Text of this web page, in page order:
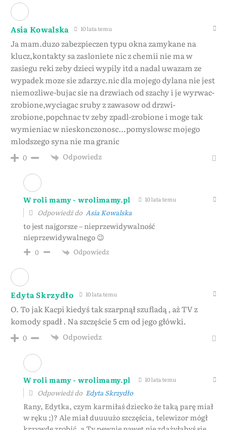
Asia Kowalska 10 lata temu
Ja mam.duzo zabezpieczen typu okna zamykane na
klucz,kontakty sa zasloniete nic z chemii nie ma w
zasiegu reki zeby dzieci wypily itd a nadal uwazam ze
wypadek moze sie zdarzyc.nic dla mojego dylana nie jest
niemozliwe-bujac sie na drzwiach od szachy i je wyrwac-
zrobione,wyciagac sruby z zawasow od drzwi-
zrobione,popchnac tv zeby zpadl-zrobione i moge tak
wymieniac w nieskonczonosc…pomyslowsc mojego
mlodszego syna nie ma granic
0 Odpowiedz
W roli mamy - wrolimamy.pl 10 lata temu
Odpowiedź do Asia Kowalska
to jest najgorsze – nieprzewidywalność
nieprzewidywalnego 😉
0 Odpowiedz
Edyta Skrzydło 10 lata temu
O. To jak Kacpi kiedyś tak szarpnął szufladą , aż TV z
komody spadł . Na szczęście 5 cm od jego główki.
0 Odpowiedz
W roli mamy - wrolimamy.pl 10 lata temu
Odpowiedź do Edyta Skrzydło
Rany, Edytka, czym karmiłaś dziecko że taką parę miał
w ręku ;)? Ale miał duuuużo szczęścia, telewizor mógł